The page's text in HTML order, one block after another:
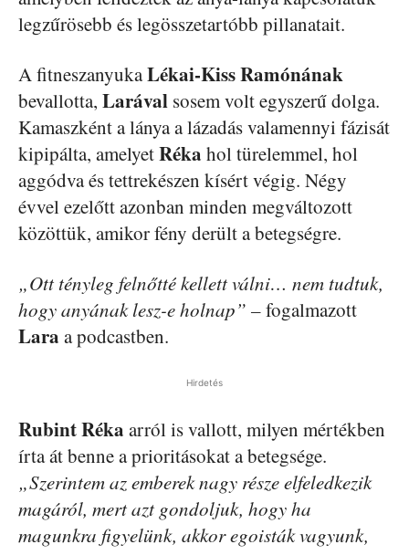
legzűrösebb és legösszetartóbb pillanatait.
A fitneszanyukaLékai-Kiss Ramónának
bevallotta, Larával sosem volt egyszerű dolga.
Kamaszként a lánya a lázadás valamennyi fázisát
kipipálta, amelyetRéka hol türelemmel, hol
aggódva és tettrekészen kísért végig. Négy
évvel ezelőtt azonban minden megváltozott
közöttük, amikor fény derült a betegségre.
„Ott tényleg felnőtté kellett válni… nem tudtuk,
hogy anyának lesz-e holnap” –fogalmazott
Lara a podcastben.
Hirdetés
Rubint Réka arról is vallott, milyen mértékben
írta át benne a prioritásokat a betegsége.
„Szerintem az emberek nagy része elfeledkezik
magáról, mert azt gondoljuk, hogy ha
magunkra figyelünk, akkor egoisták vagyunk,